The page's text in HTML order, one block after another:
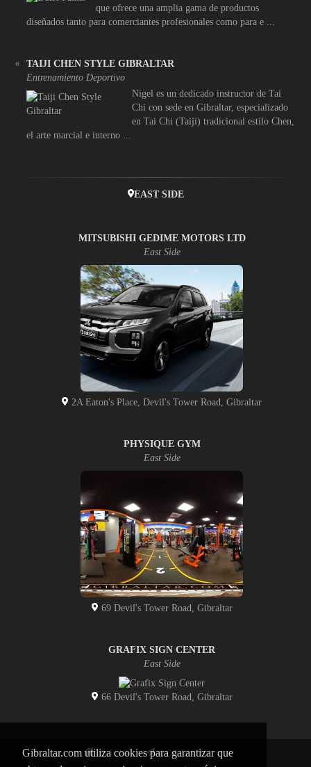
Gibraltar.com utiliza cookies para garantizar que
que ofrece una amplia gama de productos
diseñados tanto para comerciantes profesionales como para e ...
TAIJI CHEN STYLE GIBRALTAR
Entrenamiento Deportivo
Nigel es un dedicado instructor de Tai
Chi con sede en Gibraltar, especializado
en Tai Chi (Taiji) tradicional estilo Chen,
el arte marcial e interno ...
EAST SIDE
MITSUBISHI GEDIME MOTORS LTD
East Side
2A Eaton's Place, Devil's Tower Road, Gibraltar
PHYSIQUE GYM
East Side
69 Devil's Tower Road, Gibraltar
GRAFIX SIGN CENTER
East Side
66 Devil's Tower Road, Gibraltar
INICIO CONTACTO